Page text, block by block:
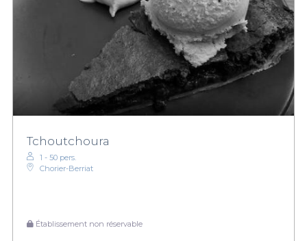
Tchoutchoura
1 - 50 pers.
Chorier-Berriat
Établissement non réservable